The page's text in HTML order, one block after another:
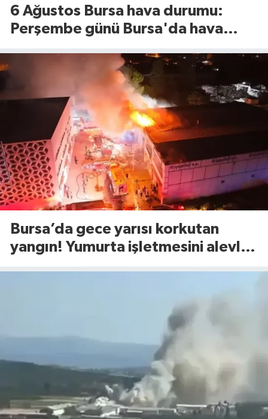
6 Ağustos Bursa hava durumu:
Perşembe günü Bursa'da hava
Bursa’da gece yarısı korkutan
yangın! Yumurta işletmesini alevler